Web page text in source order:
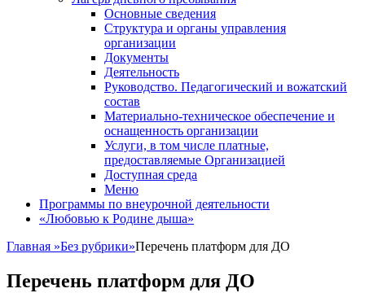
Основные сведения
Структура и органы управления
организации
Документы
Деятельность
Руководство. Педагогический и вожатский
состав
Материально-техническое обеспечение и
оснащенность организации
Услуги, в том числе платные,
предоставляемые Организацией
Доступная среда
Меню
Программы по внеурочной деятельности
«Любовью к Родине дыша»
Главная »Без рубрики»Перечень платформ для ДО
Перечень платформ для ДО